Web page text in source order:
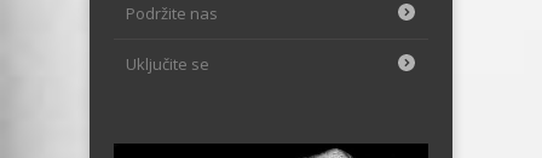
Podržite nas
Uključite se